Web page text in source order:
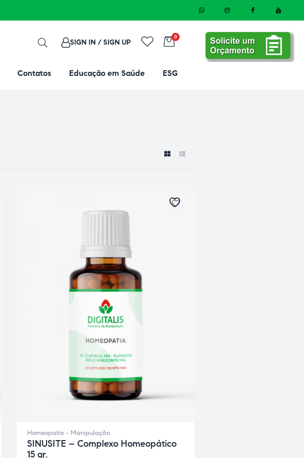
SIGN IN / SIGN UP
0
Contatos Educação em Saúde ESG
Homeopatia - Manipulação
SINUSITE – Complexo Homeopático
15 gr.